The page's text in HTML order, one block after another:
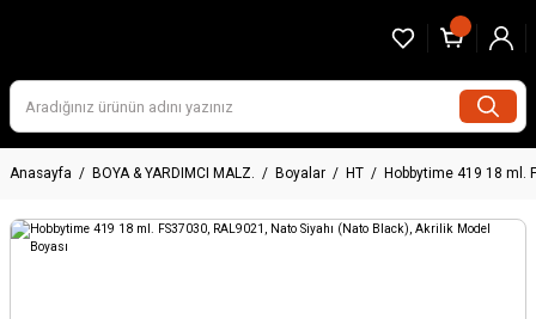
Anasayfa BOYA & YARDIMCI MALZ. Boyalar HT Hobbytime 419 18 ml.